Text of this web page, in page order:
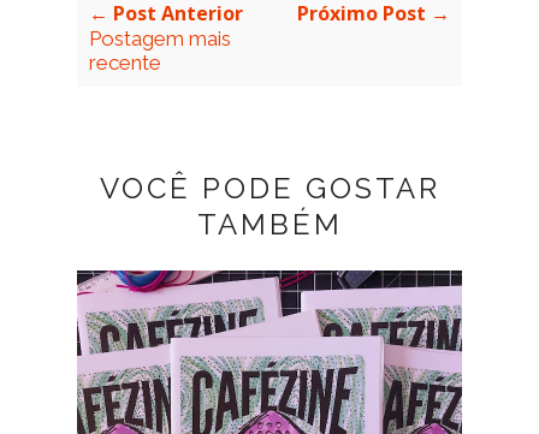
← Post Anterior
Postagem mais
recente
Próximo Post →
VOCÊ PODE GOSTAR
TAMBÉM